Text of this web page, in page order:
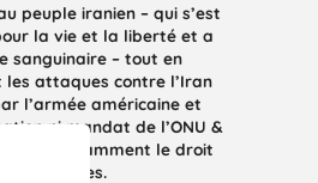
peuple iranien – qui s’est
la vie et la liberté et a
sanguinaire – tout en
attaques contre l’Iran
l’armée américaine et
ni mandat de l’ONU &
et notamment le droit
mêmes.